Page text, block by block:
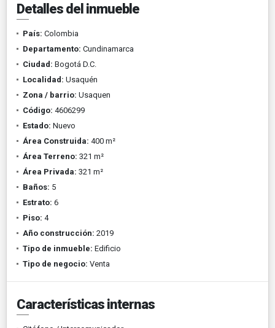
Detalles del inmueble
País: Colombia
Departamento: Cundinamarca
Ciudad: Bogotá D.C.
Localidad: Usaquén
Zona / barrio: Usaquen
Código: 4606299
Estado: Nuevo
Área Construida: 400 m²
Área Terreno: 321 m²
Área Privada: 321 m²
Baños: 5
Estrato: 6
Piso: 4
Año construcción: 2019
Tipo de inmueble: Edificio
Tipo de negocio: Venta
Características internas